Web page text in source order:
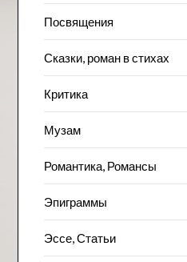
Посвящения
Сказки, роман в стихах
Критика
Музам
Романтика, Романсы
Эпиграммы
Эссе, Статьи